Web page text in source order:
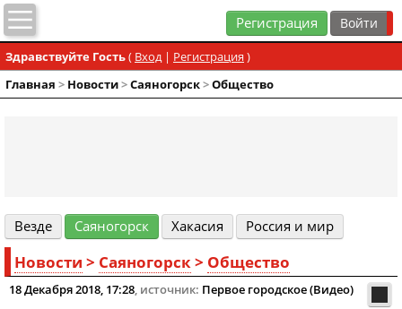
Регистрация
Здравствуйте Гость( Вход| Регистрация )
Главная > Новости>Cаяногорск>Общество
Везде Cаяногорск Хакасия Россия и мир
Новости > Cаяногорск> Общество
18 Декабря 2018, 17:28, источник: Первое городское (Видео)